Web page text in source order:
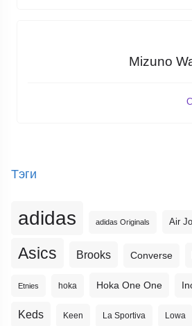
Mizuno
Тэги
adidas adidas Originals Air
Asics Brooks Converse
Etnies hoka Hoka One One
Keds Keen La Sportiva Lowa